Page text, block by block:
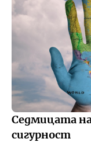
Седмицата
сигурност